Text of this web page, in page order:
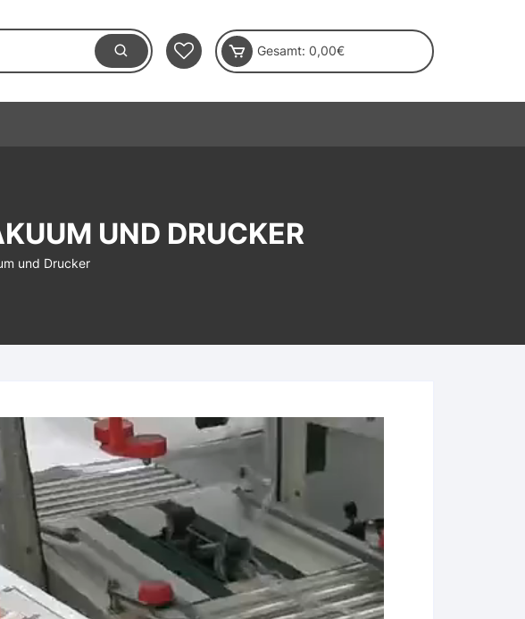
Gesamt: 0,00€
UND DRUCKER
und Drucker